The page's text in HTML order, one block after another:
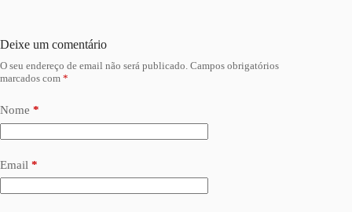
Deixe um comentário
O seu endereço de email não será publicado. Campos obrigatórios
marcados com *
Nome *
Email *